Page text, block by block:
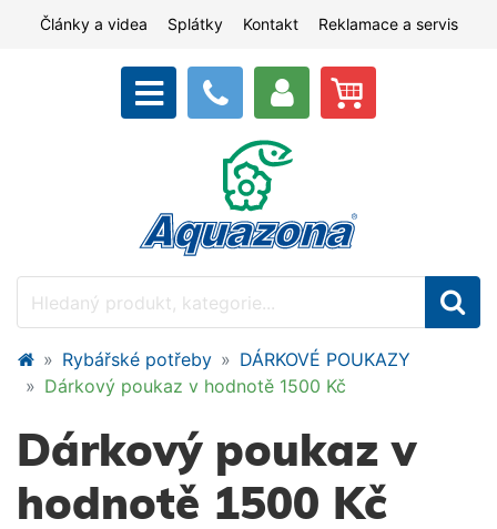
Články a videa Splátky Kontakt Reklamace a servis
Rybářské potřeby
DÁRKOVÉ POUKAZY
Dárkový poukaz v hodnotě 1500 Kč
Dárkový poukaz v
hodnotě 1500 Kč